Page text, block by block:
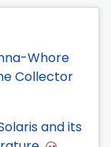
Whore
Collector
and its